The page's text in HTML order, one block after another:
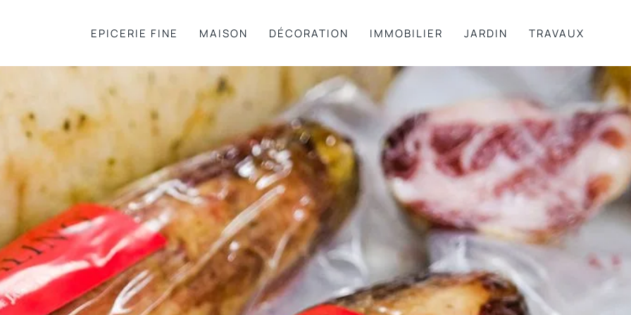
EPICERIE FINE MAISON DÉCORATION IMMOBILIER JARDIN TRAVAUX